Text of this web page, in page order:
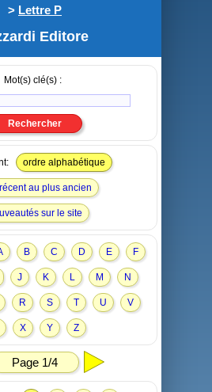
> Lettre P
Editore
Mot(s) clé(s) :
ordre alphabétique
au plus ancien
sur le site
B C D E F
J K L M N
R S T U V
X Y Z
Page 1/4